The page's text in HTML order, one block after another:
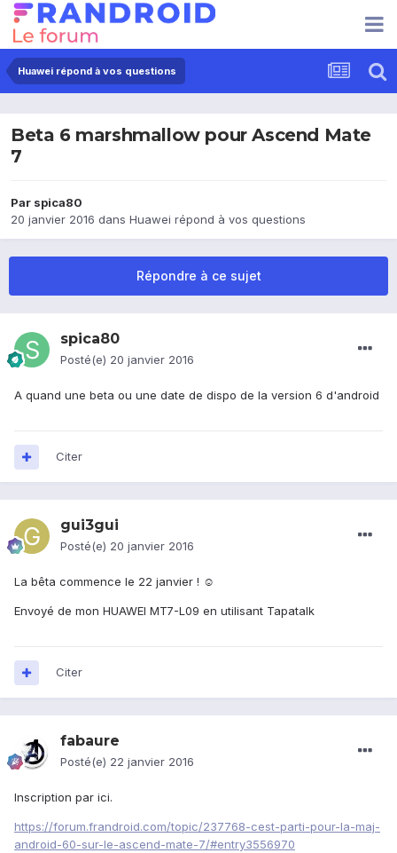
Huawei répond à vos questions
Beta 6 marshmallow pour Ascend Mate
7
Par spica80
20 janvier 2016 dans Huawei répond à vos questions
Répondre à ce sujet
spica80
Posté(e) 20 janvier 2016
A quand une beta ou une date de dispo de la version 6 d'android
Citer
gui3gui
Posté(e) 20 janvier 2016
La bêta commence le 22 janvier ! ☺
Envoyé de mon HUAWEI MT7-L09 en utilisant Tapatalk
Citer
fabaure
Posté(e) 22 janvier 2016
Inscription par ici.
https://forum.frandroid.com/topic/237768-cest-parti-pour-la-maj-
android-60-sur-le-ascend-mate-7/#entry3556970